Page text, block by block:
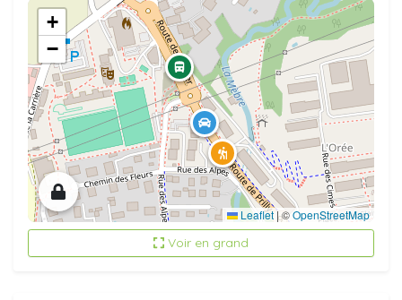
+
−
Leaflet|©OpenStreetMap
Voir en grand